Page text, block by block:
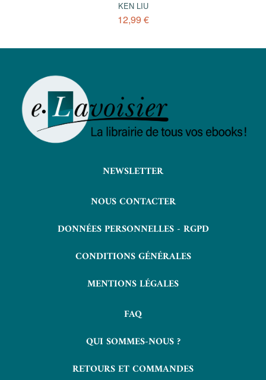
KEN LIU
12,99 €
NEWSLETTER
NOUS CONTACTER
DONNÉES PERSONNELLES - RGPD
CONDITIONS GÉNÉRALES
MENTIONS LÉGALES
FAQ
QUI SOMMES-NOUS ?
RETOURS ET COMMANDES